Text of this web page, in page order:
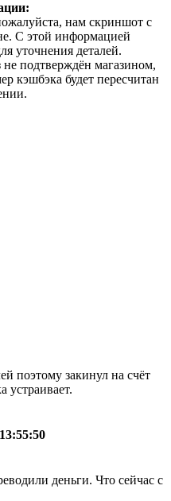
нам скриншот с
С этой информацией
уточнения деталей.
подтверждён магазином,
кэшбэка будет пересчитан
поэтому закинул на счёт
устраивает.
деньги. Что сейчас с